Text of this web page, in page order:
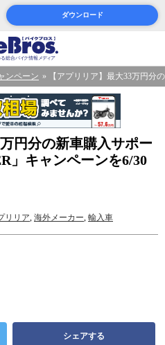
ダウンロード
ンペーン 【アプリリア】最大33万円分
円分の新車購入サポー
」キャンペーンを6/30
リリア, 海外メーカー, 輸入車
シェアする